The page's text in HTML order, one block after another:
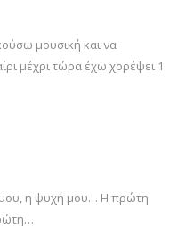
μουσική και να
μέχρι τώρα έχω χορέψει 1
μου, η ψυχή μου… Η πρώτη